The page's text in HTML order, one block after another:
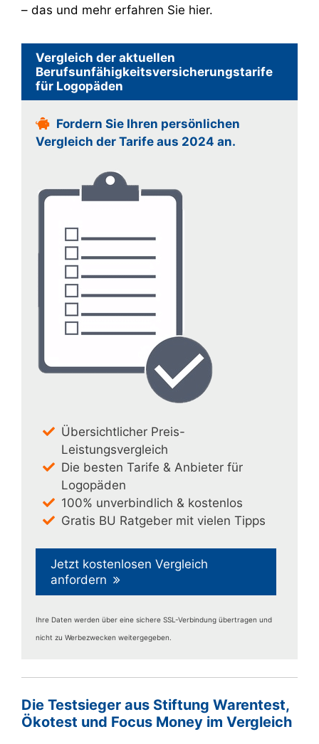
– das und mehr erfahren Sie hier.
Vergleich der aktuellen
Berufsunfähigkeitsversicherungstarife
für Logopäden
Fordern Sie Ihren persönlichen
Vergleich der Tarife aus 2024 an.
Übersichtlicher Preis-
Leistungsvergleich
Die besten Tarife & Anbieter für
Logopäden
100% unverbindlich & kostenlos
Gratis BU Ratgeber mit vielen Tipps
Jetzt kostenlosen Vergleich
anfordern
Ihre Daten werden über eine sichere SSL-Verbindung übertragen und
nicht zu Werbezwecken weitergegeben.
Die Testsieger aus Stiftung Warentest,
Ökotest und Focus Money im Vergleich